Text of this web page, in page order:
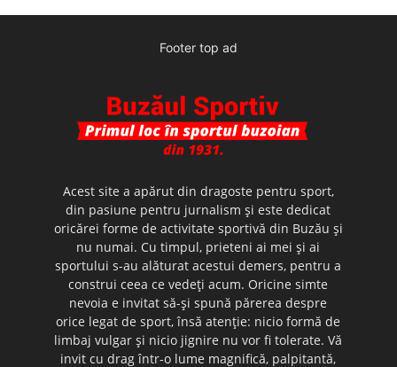
Footer top ad
Acest site a apărut din dragoste pentru sport,
din pasiune pentru jurnalism şi este dedicat
oricărei forme de activitate sportivă din Buzău şi
nu numai. Cu timpul, prieteni ai mei şi ai
sportului s-au alăturat acestui demers, pentru a
construi ceea ce vedeţi acum. Oricine simte
nevoia e invitat să-şi spună părerea despre
orice legat de sport, însă atenţie: nicio formă de
limbaj vulgar şi nicio jignire nu vor fi tolerate. Vă
invit cu drag într-o lume magnifică, palpitantă,